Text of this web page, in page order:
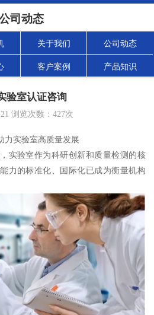
司动态
关于我们 公司动态
客户案例 产品知识
验室认证咨询
浏览次数： 427次
力实验室高质量发展
实验室作为科研创新和质量检测的核
力的标准化、国际化已成为衡量机构